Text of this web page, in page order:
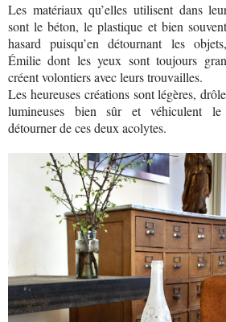
Les matériaux qu’elles utilisent dans
sont le béton, le plastique et bien
hasard puisqu’en détournant les
Émilie dont les yeux sont toujours
créent volontiers avec leurs trouvailles.
Les heureuses créations sont légères,
lumineuses bien sûr et véhiculent
détourner de ces deux acolytes.